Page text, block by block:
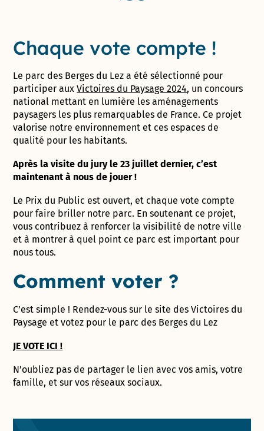
Chaque vote compte !
Le parc des Berges du Lez a été sélectionné pour
participer auxVictoires du Paysage 2024, un concours
national mettant en lumière les aménagements
paysagers les plus remarquables de France. Ce projet
valorise notre environnement et ces espaces de
qualité pour les habitants.
Après la visite du jury le 23 juillet dernier, c’est
maintenant à nous de jouer !
Le Prix du Public est ouvert, et chaque vote compte
pour faire briller notre parc. En soutenant ce projet,
vous contribuez à renforcer la visibilité de notre ville
et à montrer à quel point ce parc est important pour
nous tous.
Comment voter ?
C’est simple ! Rendez-vous sur le site des Victoires du
Paysage et votez pour le parc des Berges du Lez
JE VOTE ICI !
N’oubliez pas de partager le lien avec vos amis, votre
famille, et sur vos réseaux sociaux.